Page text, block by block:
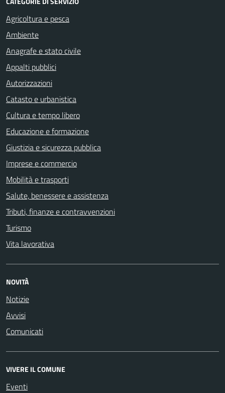
Agricoltura e pesca
Ambiente
Anagrafe e stato civile
Appalti pubblici
Autorizzazioni
Catasto e urbanistica
Cultura e tempo libero
Educazione e formazione
Giustizia e sicurezza pubblica
Imprese e commercio
Mobilità e trasporti
Salute, benessere e assistenza
Tributi, finanze e contravvenzioni
Turismo
Vita lavorativa
NOVITÀ
Notizie
Avvisi
Comunicati
VIVERE IL COMUNE
Eventi